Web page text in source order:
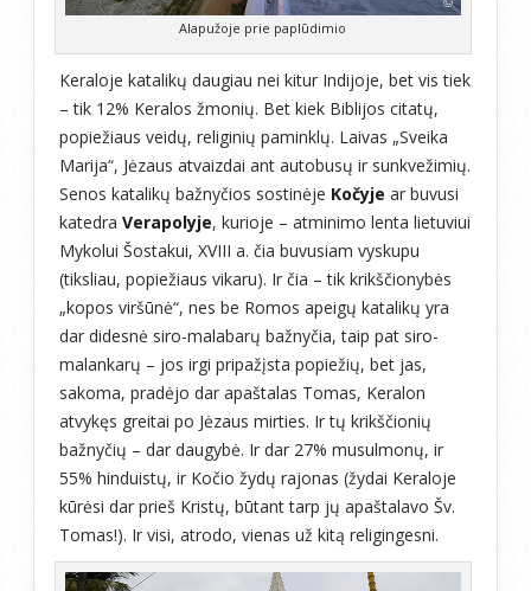
Alapužoje prie paplūdimio
Keraloje katalikų daugiau nei kitur Indijoje, bet vis tiek
– tik 12% Keralos žmonių. Bet kiek Biblijos citatų,
popiežiaus veidų, religinių paminklų. Laivas „Sveika
Marija“, Jėzaus atvaizdai ant autobusų ir sunkvežimių.
Senos katalikų bažnyčios sostinėje Kočyje ar buvusi
katedra Verapolyje, kurioje – atminimo lenta lietuviui
Mykolui Šostakui, XVIII a. čia buvusiam vyskupu
(tiksliau, popiežiaus vikaru). Ir čia – tik krikščionybės
„kopos viršūnė“, nes be Romos apeigų katalikų yra
dar didesnė siro-malabarų bažnyčia, taip pat siro-
malankarų – jos irgi pripažįsta popiežių, bet jas,
sakoma, pradėjo dar apaštalas Tomas, Keralon
atvykęs greitai po Jėzaus mirties. Ir tų krikščionių
bažnyčių – dar daugybė. Ir dar 27% musulmonų, ir
55% hinduistų, ir Kočio žydų rajonas (žydai Keraloje
kūrėsi dar prieš Kristų, būtant tarp jų apaštalavo Šv.
Tomas!). Ir visi, atrodo, vienas už kitą religingesni.